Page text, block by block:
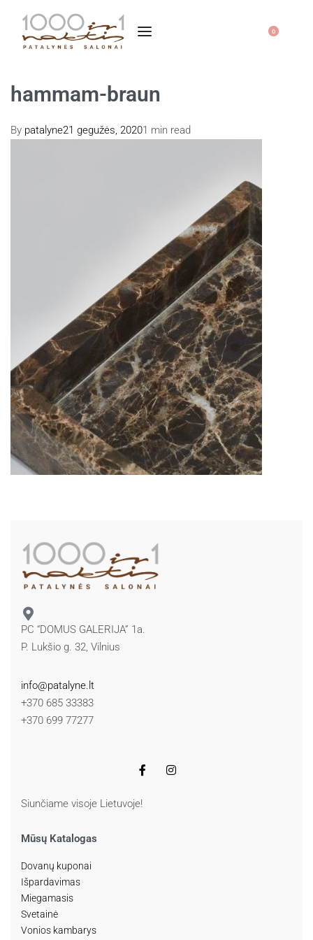
0
hammam-braun
By patalyne21 gegužės, 20201 min read
PC “DOMUS GALERIJA” 1a.
P. Lukšio g. 32, Vilnius
info@patalyne.lt
+370 685 33383
+370 699 77277
Siunčiame visoje Lietuvoje!
Mūsų Katalogas
Dovanų kuponai
Išpardavimas
Miegamasis
Svetainė
Vonios kambarys